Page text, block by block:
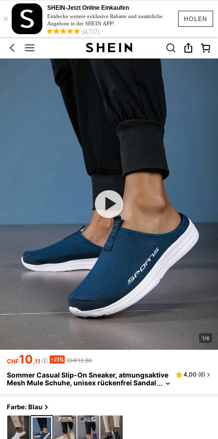
HOLEN
×
SHEIN-Jetzt Online Einkaufen
Entdecke weitere exklusive Rabatte und zusätzliche
Angebote in der SHEIN APP!
(4,717)
1/6
CHF10,11 -21% CHF12,90
Sommer Casual Slip-On Sneaker, atmungsaktive
Mesh Mule Schuhe, unisex rückenfrei Sandal
4,00 (6)
Farbe: Blau